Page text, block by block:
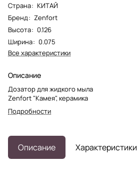
Страна: КИТАЙ
Бренд: Zenfort
Высота: 0.126
Ширина: 0.075
Все характеристики
Описание
Дозатор для жидкого мыла
Zenfort "Камея", керамика
Подробности
Описание Характеристики